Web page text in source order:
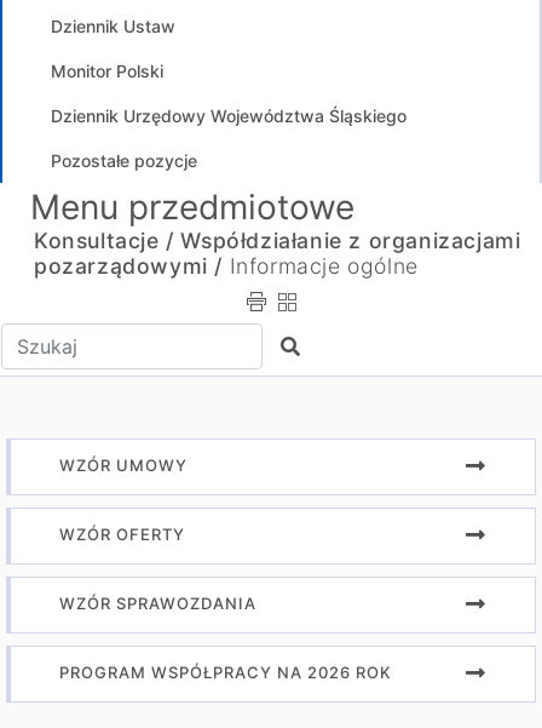
Dziennik Ustaw
Monitor Polski
Dziennik Urzędowy Województwa Śląskiego
Pozostałe pozycje
Menu przedmiotowe
Konsultacje / Współdziałanie z organizacjami
pozarządowymi / Informacje ogólne
Wpisz tekst do wyszukania Szukaj
WZÓR UMOWY
WZÓR OFERTY
WZÓR SPRAWOZDANIA
PROGRAM WSPÓŁPRACY NA 2026 ROK